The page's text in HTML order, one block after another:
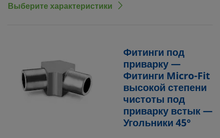
Выберите характеристики
Фитинги под
приварку —
Фитинги Micro-Fit
высокой степени
чистоты под
приварку встык —
Угольники 45°